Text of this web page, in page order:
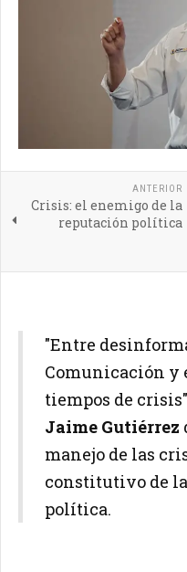
ANTERIOR
Crisis: el enemigo de la
reputación política
"Entre
Comunicación y
tiempos de
Jaime Gutiérrez
manejo de las
constitutivo de
política.